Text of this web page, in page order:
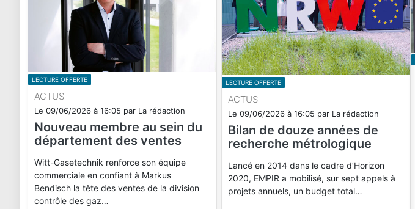
LECTURE OFFERTE
ACTUS
Le 09/06/2026 à 16:05 par La rédaction
Nouveau membre au sein du
département des ventes
Witt-Gasetechnik renforce son équipe
commerciale en confiant à Markus
Bendisch la tête des ventes de la division
contrôle des gaz…
LECTURE OFFERTE
ACTUS
Le 09/06/2026 à 16:05 par La rédaction
Bilan de douze années de
recherche métrologique
Lancé en 2014 dans le cadre d’Horizon
2020, EMPIR a mobilisé, sur sept appels à
projets annuels, un budget total…